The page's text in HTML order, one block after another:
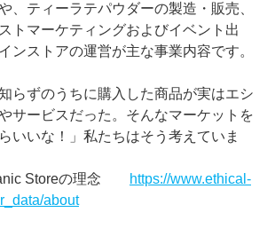
、ティーラテパウダーの製造・販売、
トマーケティングおよびイベント出
ンストアの運営が主な事業内容です。
知らずのうちに購入した商品が実はエシ
サービスだった。そんなマーケットを
いいな！」私たちはそう考えていま
Storeの理念
https://www.ethical-
about